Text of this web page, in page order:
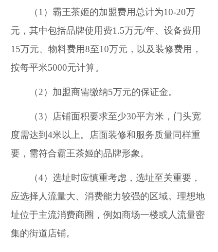
（1）霸王茶姬的加盟费用总计为10-20万
元，其中包括品牌使用费1.5万元/年、设备费用
15万元、物料费用8至10万元，以及装修费用，
按每平米5000元计算。
（2）加盟商需缴纳5万元的保证金。
（3）店铺面积要求至少30平方米，门头宽
度需达到4米以上。店面装修和服务质量同样重
要，需符合霸王茶姬的品牌形象。
（4）选址时应慎重考虑，选址至关重要，
应选择人流量大、消费能力较强的区域。理想地
址位于主流消费商圈，例如商场一楼或人流量密
集的街道店铺。